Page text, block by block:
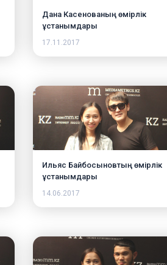
Дана Касенованың өмірлік
ұстанымдары
17.11.2017
Ильяс Байбосыновтың өмірлік
ұстанымдары
14.06.2017